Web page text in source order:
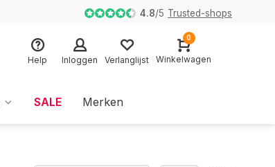
4.8/5 Trusted-shops
Help Inloggen Verlanglijst
0
Winkelwagen
SALE Merken